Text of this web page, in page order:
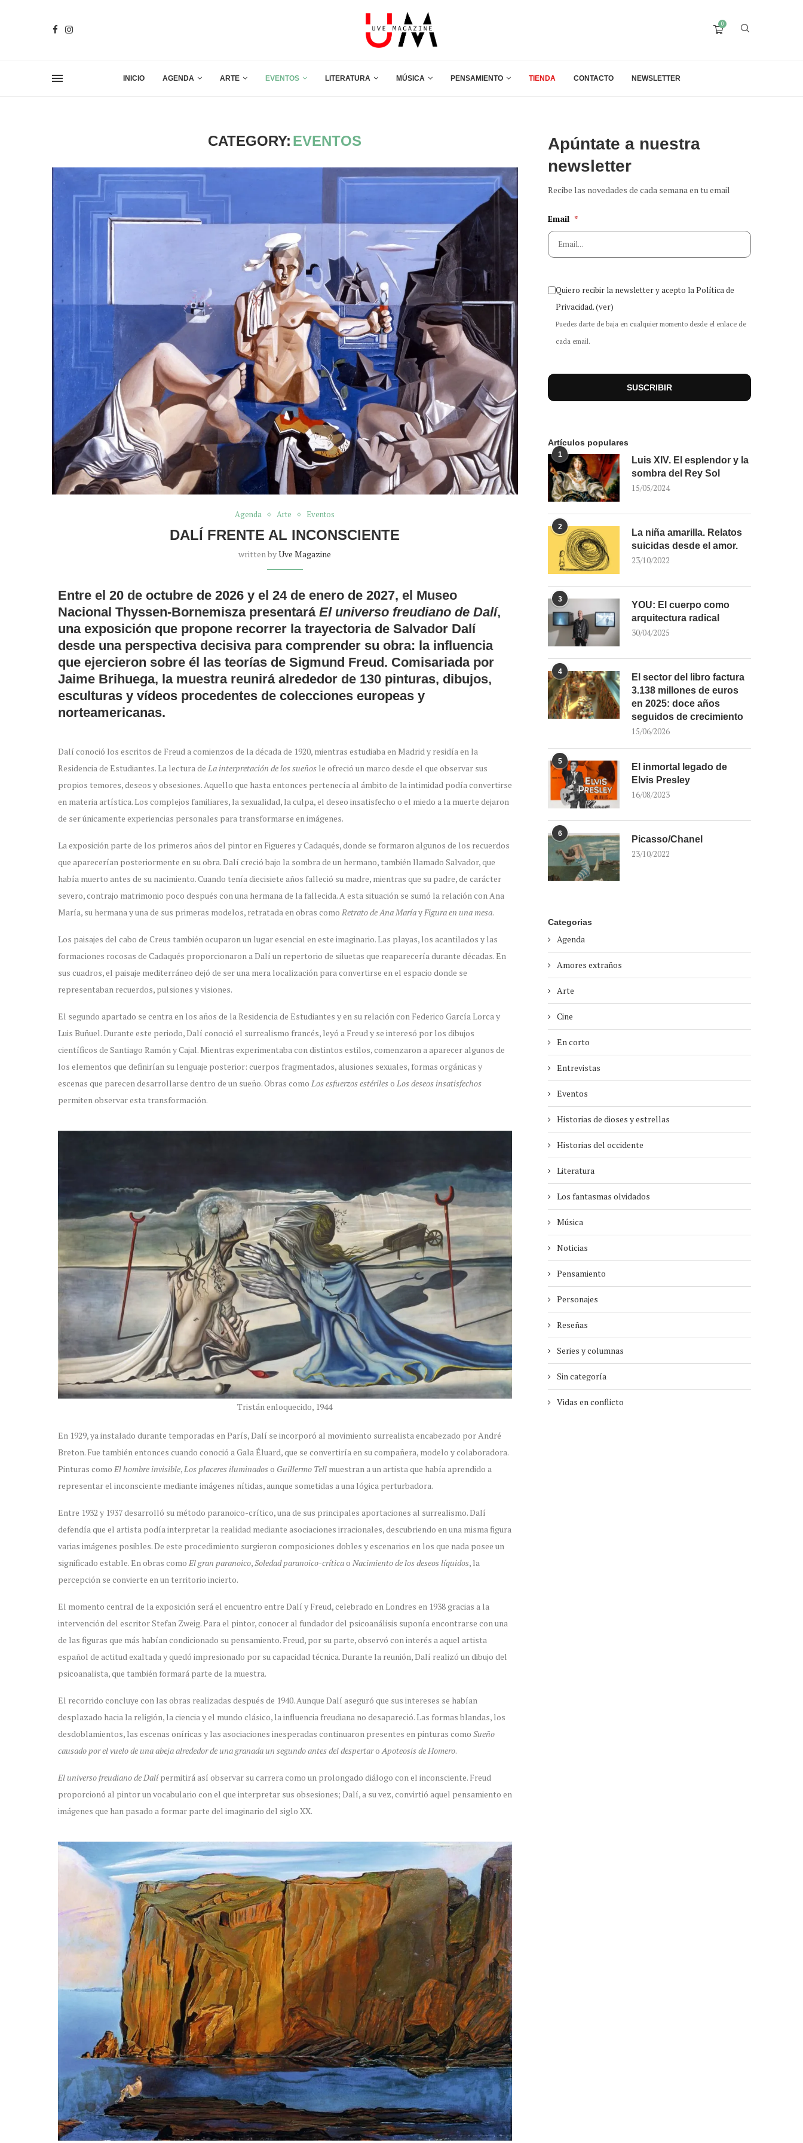
0
INICIO AGENDA ARTE EVENTOS LITERATURA MÚSICA PENSAMIENTO TIENDA CONTACTO NEWSLETTER
CATEGORY: EVENTOS
Agenda Arte Eventos
DALÍ FRENTE AL INCONSCIENTE
written byUve Magazine
Entre el 20 de octubre de 2026 y el 24 de enero de 2027, el Museo
Nacional Thyssen-Bornemisza presentará El universo freudiano de Dalí,
una exposición que propone recorrer la trayectoria de Salvador Dalí
desde una perspectiva decisiva para comprender su obra: la influencia
que ejercieron sobre él las teorías de Sigmund Freud. Comisariada por
Jaime Brihuega, la muestra reunirá alrededor de 130 pinturas, dibujos,
esculturas y vídeos procedentes de colecciones europeas y
norteamericanas.
Dalí conoció los escritos de Freud a comienzos de la década de 1920, mientras estudiaba en Madrid y residía en la
Residencia de Estudiantes. La lectura de La interpretación de los sueños le ofreció un marco desde el que observar sus
propios temores, deseos y obsesiones. Aquello que hasta entonces pertenecía al ámbito de la intimidad podía convertirse
en materia artística. Los complejos familiares, la sexualidad, la culpa, el deseo insatisfecho o el miedo a la muerte dejaron
de ser únicamente experiencias personales para transformarse en imágenes.
La exposición parte de los primeros años del pintor en Figueres y Cadaqués, donde se formaron algunos de los recuerdos
que aparecerían posteriormente en su obra. Dalí creció bajo la sombra de un hermano, también llamado Salvador, que
había muerto antes de su nacimiento. Cuando tenía diecisiete años falleció su madre, mientras que su padre, de carácter
severo, contrajo matrimonio poco después con una hermana de la fallecida. A esta situación se sumó la relación con Ana
María, su hermana y una de sus primeras modelos, retratada en obras como Retrato de Ana MaríayFigura en una mesa.
Los paisajes del cabo de Creus también ocuparon un lugar esencial en este imaginario. Las playas, los acantilados y las
formaciones rocosas de Cadaqués proporcionaron a Dalí un repertorio de siluetas que reaparecería durante décadas. En
sus cuadros, el paisaje mediterráneo dejó de ser una mera localización para convertirse en el espacio donde se
representaban recuerdos, pulsiones y visiones.
El segundo apartado se centra en los años de la Residencia de Estudiantes y en su relación con Federico García Lorca y
Luis Buñuel. Durante este periodo, Dalí conoció el surrealismo francés, leyó a Freud y se interesó por los dibujos
científicos de Santiago Ramón y Cajal. Mientras experimentaba con distintos estilos, comenzaron a aparecer algunos de
los elementos que definirían su lenguaje posterior: cuerpos fragmentados, alusiones sexuales, formas orgánicas y
escenas que parecen desarrollarse dentro de un sueño. Obras como Los esfuerzos estérileso Los deseos insatisfechos
permiten observar esta transformación.
Tristán enloquecido, 1944
En 1929, ya instalado durante temporadas en París, Dalí se incorporó al movimiento surrealista encabezado por André
Breton. Fue también entonces cuando conoció a Gala Éluard, que se convertiría en su compañera, modelo y colaboradora.
Pinturas como El hombre invisible,Los placeres iluminadoso Guillermo Tell muestran a un artista que había aprendido a
representar el inconsciente mediante imágenes nítidas, aunque sometidas a una lógica perturbadora.
Entre 1932 y 1937 desarrolló su método paranoico-crítico, una de sus principales aportaciones al surrealismo. Dalí
defendía que el artista podía interpretar la realidad mediante asociaciones irracionales, descubriendo en una misma figura
varias imágenes posibles. De este procedimiento surgieron composiciones dobles y escenarios en los que nada posee un
significado estable. En obras como El gran paranoico,Soledad paranoico-críticao Nacimiento de los deseos líquidos, la
percepción se convierte en un territorio incierto.
El momento central de la exposición será el encuentro entre Dalí y Freud, celebrado en Londres en 1938 gracias a la
intervención del escritor Stefan Zweig. Para el pintor, conocer al fundador del psicoanálisis suponía encontrarse con una
de las figuras que más habían condicionado su pensamiento. Freud, por su parte, observó con interés a aquel artista
español de actitud exaltada y quedó impresionado por su capacidad técnica. Durante la reunión, Dalí realizó un dibujo del
psicoanalista, que también formará parte de la muestra.
El recorrido concluye con las obras realizadas después de 1940. Aunque Dalí aseguró que sus intereses se habían
desplazado hacia la religión, la ciencia y el mundo clásico, la influencia freudiana no desapareció. Las formas blandas, los
desdoblamientos, las escenas oníricas y las asociaciones inesperadas continuaron presentes en pinturas como Sueño
causado por el vuelo de una abeja alrededor de una granada un segundo antes del despertaroApoteosis de Homero.
El universo freudiano de Dalípermitirá así observar su carrera como un prolongado diálogo con el inconsciente. Freud
proporcionó al pintor un vocabulario con el que interpretar sus obsesiones; Dalí, a su vez, convirtió aquel pensamiento en
imágenes que han pasado a formar parte del imaginario del siglo XX.
Apúntate a nuestra
newsletter
Recibe las novedades de cada semana en tu email
Email *
Quiero recibir la newsletter y acepto la Política de
Privacidad.(ver)
Puedes darte de baja en cualquier momento desde el enlace de
cada email.
Artículos populares
1
Luis XIV. El esplendor y la
sombra del Rey Sol
15/05/2024
2
La niña amarilla. Relatos
suicidas desde el amor.
23/10/2022
3
YOU: El cuerpo como
arquitectura radical
30/04/2025
4
El sector del libro factura
3.138 millones de euros
en 2025: doce años
seguidos de crecimiento
15/06/2026
5
El inmortal legado de
Elvis Presley
16/08/2023
6
Picasso/Chanel
23/10/2022
Categorias
Agenda
Amores extraños
Arte
Cine
En corto
Entrevistas
Eventos
Historias de dioses y estrellas
Historias del occidente
Literatura
Los fantasmas olvidados
Música
Noticias
Pensamiento
Personajes
Reseñas
Series y columnas
Sin categoría
Vidas en conflicto